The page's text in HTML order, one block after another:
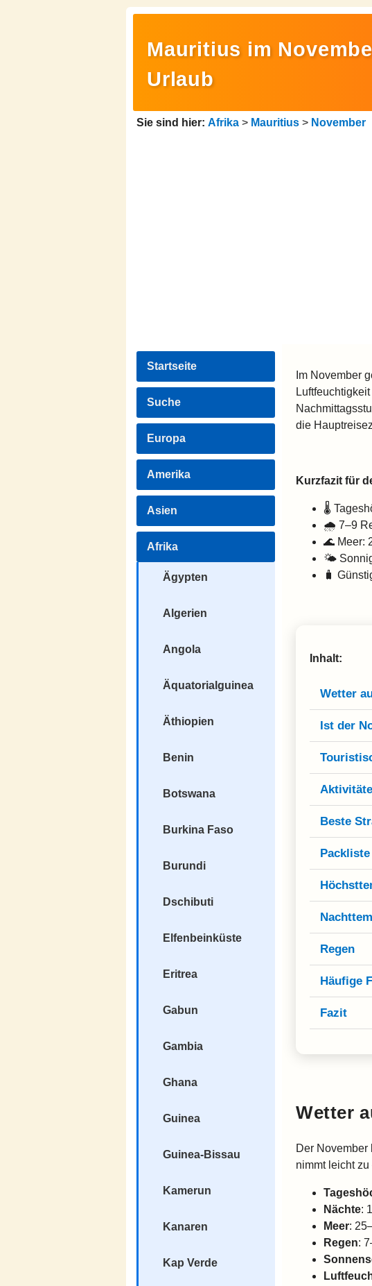
Mauritius im
Urlaub
Sie sind hier: Afrika > Mauritius > November
Startseite
Suche
Europa
Amerika
Asien
Afrika
Ägypten
Algerien
Angola
Äquatorialguinea
Äthiopien
Benin
Botswana
Burkina Faso
Burundi
Dschibuti
Elfenbeinküste
Eritrea
Gabun
Gambia
Ghana
Guinea
Guinea-Bissau
Kamerun
Kanaren
Kap Verde
Im November
die
Kurzfazit für
🌡️
🌧️ 7–9
🌊 Meer:
🌤️
🧳
Inhalt:
Wetter
Ist der
Beste
Regen
Häufige
Fazit
Wetter
Der November
nimmt leicht
Nächte:
Meer:
Regen: